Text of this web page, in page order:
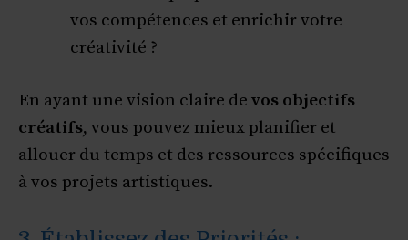
vos compétences et enrichir votre
créativité ?
En ayant une vision claire de vos objectifs
créatifs, vous pouvez mieux planifier et
allouer du temps et des ressources spécifiques
à vos projets artistiques.